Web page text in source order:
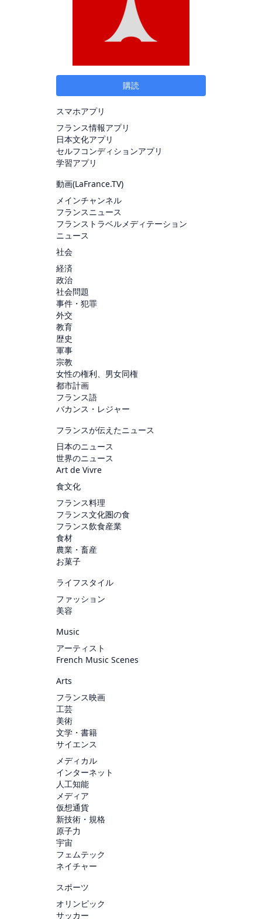
購読
スマホアプリ
フランス情報アプリ
日本文化アプリ
セルフコンディションアプリ
学習アプリ
動画(LaFrance.TV)
メインチャンネル
フランスニュース
フランストラベルメディテーション
ニュース
社会
経済
政治
社会問題
事件・犯罪
外交
教育
歴史
軍事
宗教
女性の権利、男女同権
都市計画
フランス語
バカンス・レジャー
フランスが伝えたニュース
日本のニュース
世界のニュース
Art de Vivre
食文化
フランス料理
フランス文化圏の食
フランス飲食産業
食材
農業・畜産
お菓子
ライフスタイル
ファッション
美容
Music
アーティスト
French Music Scenes
Arts
フランス映画
工芸
美術
文学・書籍
サイエンス
メディカル
インターネット
人工知能
メディア
仮想通貨
新技術・規格
原子力
宇宙
フェムテック
ネイチャー
スポーツ
オリンピック
サッカー